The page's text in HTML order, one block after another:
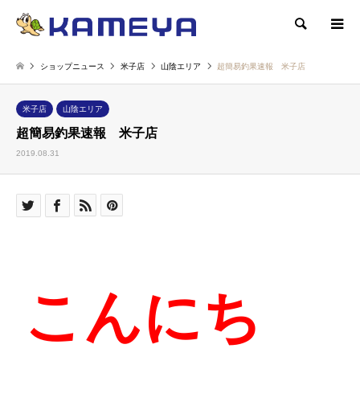
検索
ショップニュース 米子店 山陰エリア 超簡易釣果速報 米子店
米子店 山陰エリア
超簡易釣果速報 米子店
2019.08.31
こんにち